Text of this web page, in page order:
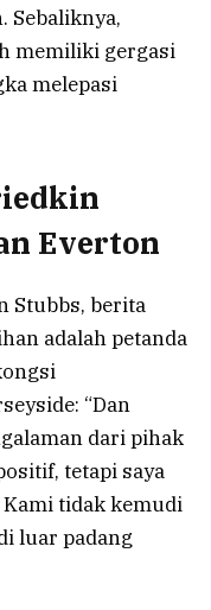
Sebaliknya,
memiliki gergasi
melepasi
Everton
Stubbs, berita
adalah petanda
“Dan
dari pihak
tetapi saya
tidak kemudi
luar padang